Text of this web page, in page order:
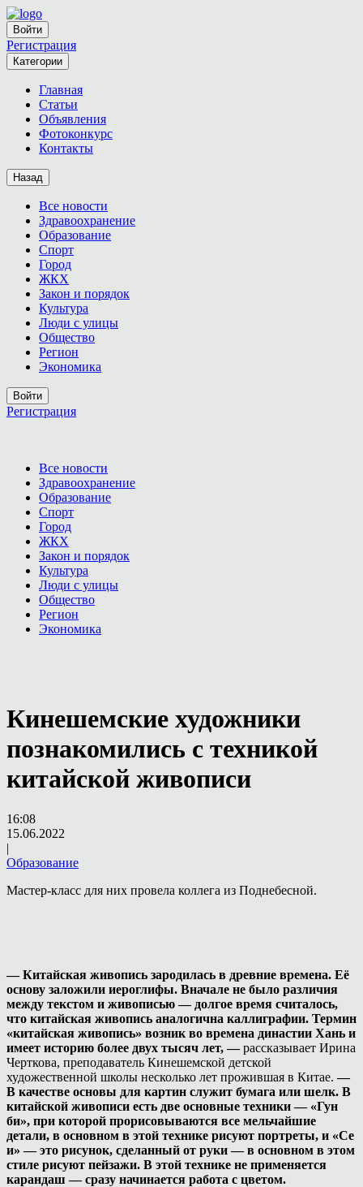
Войти
Регистрация
Категории
Главная
Статьи
Объявления
Фотоконкурс
Контакты
Назад
Все новости
Здравоохранение
Образование
Спорт
Город
ЖКХ
Закон и порядок
Культура
Люди с улицы
Общество
Регион
Экономика
Войти
Регистрация
Все новости
Здравоохранение
Образование
Спорт
Город
ЖКХ
Закон и порядок
Культура
Люди с улицы
Общество
Регион
Экономика
Кинешемские художники
познакомились с техникой
китайской живописи
16:08
15.06.2022
|
Образование
Мастер-класс для них провела коллега из Поднебесной.
— Китайская живопись зародилась в древние времена. Её
основу заложили иероглифы. Вначале не было различия
между текстом и живописью — долгое время считалось,
что китайская живопись аналогична каллиграфии. Термин
«китайская живопись» возник во времена династии Хань и
имеет историю более двух тысяч лет, —рассказывает Ирина
Черткова, преподаватель Кинешемской детской
художественной школы несколько лет прожившая в Китае.—
В качестве основы для картин служит бумага или шелк. В
китайской живописи есть две основные техники — «Гун
би», при которой прорисовываются все мельчайшие
детали, в основном в этой технике рисуют портреты, и «Се
и» — это рисунок, сделанный от руки — в основном в этом
стиле рисуют пейзажи. В этой технике не применяется
карандаш — сразу начинается работа с цветом.